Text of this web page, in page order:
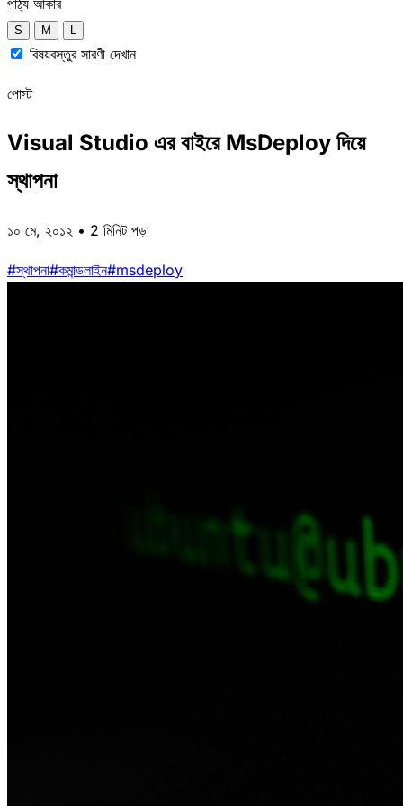
S M L
বিষয়বস্তুর সারণী দেখান
পোস্ট
Visual Studio এর বাইরে MsDeploy দিয়ে
স্থাপনা
১০ মে, ২০১২ • 2 মিনিট পড়া
#স্থাপনা#কমান্ডলাইন#msdeploy